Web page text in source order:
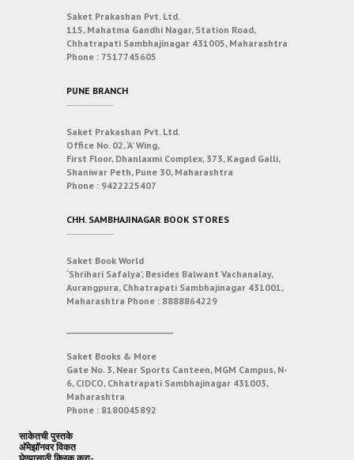
Saket Prakashan Pvt. Ltd.
115, Mahatma Gandhi Nagar, Station Road,
Chhatrapati Sambhajinagar 431005, Maharashtra
Phone : 7517745605
PUNE BRANCH
Saket Prakashan Pvt. Ltd.
Office No. 02, ‘A’ Wing,
First Floor, Dhanlaxmi Complex, 373, Kagad Galli,
Shaniwar Peth, Pune 30, Maharashtra
Phone : 9422225407
CHH. SAMBHAJINAGAR BOOK STORES
Saket Book World
‘Shrihari Safalya’, Besides Balwant Vachanalay,
Aurangpura, Chhatrapati Sambhajinagar 431001,
Maharashtra Phone : 8888864229
Saket Books & More
Gate No. 3, Near Sports Canteen, MGM Campus, N-
6, CIDCO, Chhatrapati Sambhajinagar 431003,
Maharashtra
Phone : 8180045892
साकेतची पुस्तके
अ‍ॅमेझॉनवर विकत